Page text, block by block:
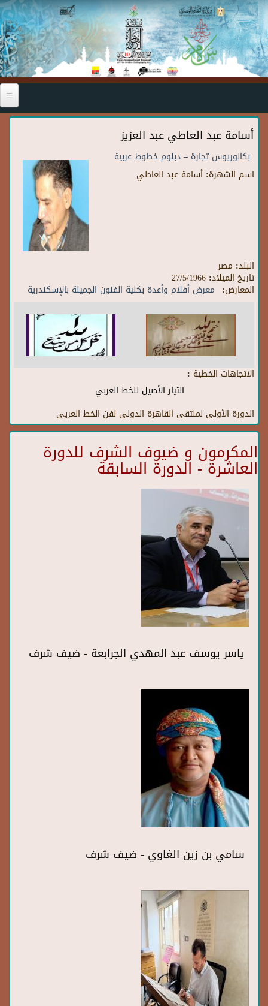
Skip to main content
أسامة عبد العاطي عبد العزيز
بكالوريوس تجارة – دبلوم خطوط عربية
اسم الشهرة: أسامة عبد العاطي
البلد: مصر
تاريخ الميلاد: 27/5/1966
المعارض: معرض أفلام وأعدة بكلية الفنون الجميلة بالإسكندرية
الاتجاهات الخطية :
التيار الأصيل للخط العربي
الدورة الأولى لملتقى القاهرة الدولى لفن الخط العريى
المكرمون و ضيوف الشرف للدورة
العاشرة - الدورة السابقة
ياسر يوسف عبد المهدي الجرابعة - ضيف شرف
سامي بن زين الغاوي - ضيف شرف